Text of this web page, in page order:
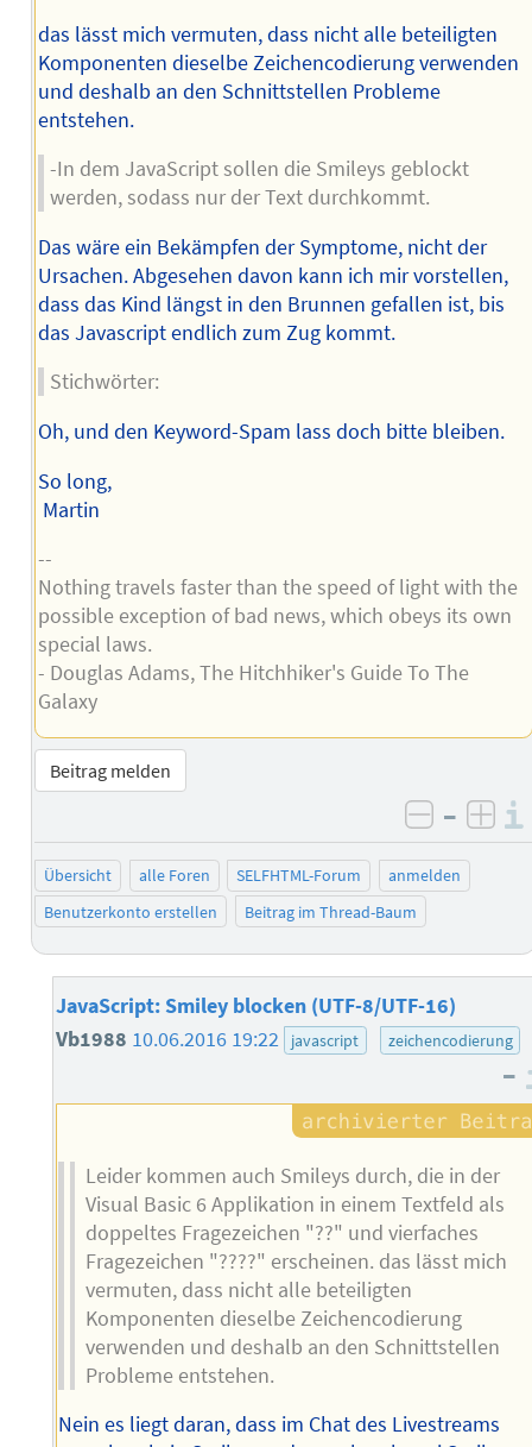
das lässt mich vermuten, dass nicht alle beteiligten
Komponenten dieselbe Zeichencodierung verwenden
und deshalb an den Schnittstellen Probleme
entstehen.
-In dem JavaScript sollen die Smileys geblockt
werden, sodass nur der Text durchkommt.
Das wäre ein Bekämpfen der Symptome, nicht der
Ursachen. Abgesehen davon kann ich mir vorstellen,
dass das Kind längst in den Brunnen gefallen ist, bis
das Javascript endlich zum Zug kommt.
Stichwörter:
Oh, und den Keyword-Spam lass doch bitte bleiben.
So long,
Martin
--
Nothing travels faster than the speed of light with the
possible exception of bad news, which obeys its own
special laws.
- Douglas Adams, The Hitchhiker's Guide To The
Galaxy
Beitrag melden
negativ
–
Übersicht alle Foren SELFHTML-Forum
anmelden
Benutzerkonto erstellen
Beitrag im Thread-Baum
JavaScript: Smiley blocken (UTF-8/UTF-16)
Vb1988 10.06.2016 19:22 javascript zeichencodierung
–
Leider kommen auch Smileys durch, die in der
Visual Basic 6 Applikation in einem Textfeld als
doppeltes Fragezeichen "??" und vierfaches
Fragezeichen "????" erscheinen. das lässt mich
vermuten, dass nicht alle beteiligten
Komponenten dieselbe Zeichencodierung
verwenden und deshalb an den Schnittstellen
Probleme entstehen.
Nein es liegt daran, dass im Chat des Livestreams